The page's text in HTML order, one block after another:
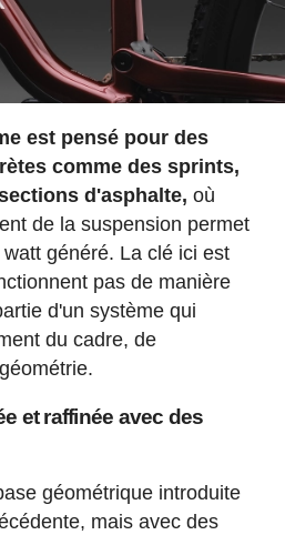
est pensé pour des
comme des sprints,
d'asphalte, où
de la suspension permet
généré. La clé ici est
pas de manière
d'un système qui
du cadre, de
et raffinée avec des
géométrique introduite
mais avec des